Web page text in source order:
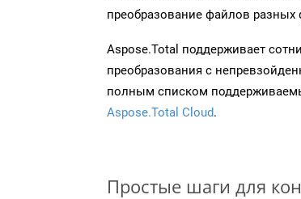
преобразование файлов
Aspose.Total поддерживает
преобразования с
полным списком
Aspose.Total Cloud.
Простые шаги для